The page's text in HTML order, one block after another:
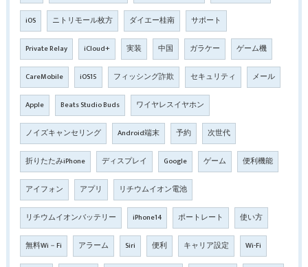
iOS ニトリモール枚方 ダイエー桂南 サポート
Private Relay iCloud+ 実装 中国 ガラケー ゲーム機
CareMobile iOS15 フィッシング詐欺 セキュリティ メール
Apple Beats Studio Buds ワイヤレスイヤホン
ノイズキャンセリング Android端末 予約 次世代
折りたたみiPhone ディスプレイ Google ゲーム 便利機能
アイフォン アプリ リチウムイオン電池
リチウムイオンバッテリー iPhone14 ポートレート 使い方
無料Wi－Fi アラーム Siri 便利 キャリア設定 Wi-Fi